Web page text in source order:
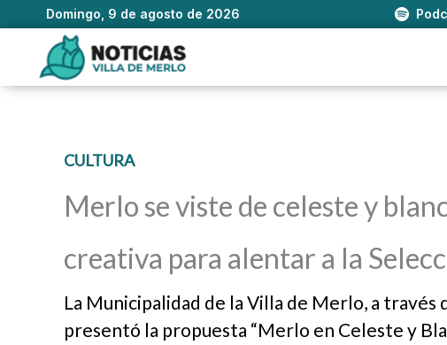
Domingo, 9 de agosto de 2026
contenido
CULTURA
Merlo se viste de celeste y
creativa para alentar a la
La Municipalidad de la Villa de Merlo, a
presentó la propuesta “Merlo en Celeste y